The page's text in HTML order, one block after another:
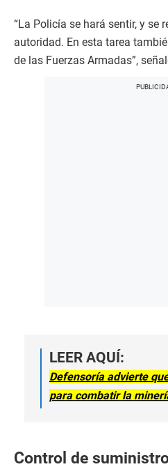
“La Policía se hará sentir, y se
autoridad. En esta tarea
de las Fuerzas Armadas”,
LEER AQUÍ:
Defensoría advierte
para combatir la
Control de